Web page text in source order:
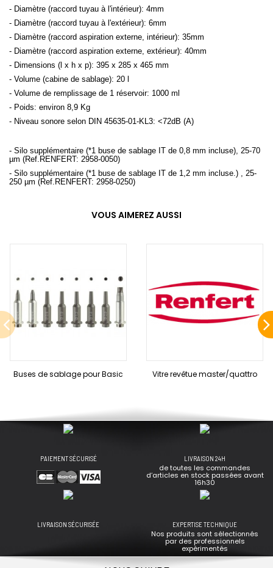
- Diamètre (raccord tuyau à l'intérieur): 4mm
- Diamètre (raccord tuyau à l'extérieur): 6mm
- Diamètre (raccord aspiration externe, intérieur): 35mm
- Diamètre (raccord aspiration externe, extérieur): 40mm
- Dimensions (l x h x p): 395 x 285 x 465 mm
- Volume (cabine de sablage): 20 l
- Volume de remplissage de 1 réservoir: 1000 ml
- Poids: environ 8,9 Kg
- Niveau sonore selon DIN 45635-01-KL3: <72dB (A)
- Silo supplémentaire (*1 buse de sablage IT de 0,8 mm incluse), 25-70
µm (Ref.RENFERT: 2958-0050)
- Silo supplémentaire (*1 buse de sablage IT de 1,2 mm incluse.) , 25-
250 µm (Ref.RENFERT: 2958-0250)
VOUS AIMEREZ AUSSI
Buses de sablage pour Basic Vitre revêtue master/quattro
PAIEMENT SÉCURISÉ LIVRAISON 24H
de toutes les commandes
d’articles en stock passées avant
16h30
LIVRAISON SÉCURISÉE EXPERTISE TECHNIQUE
Nos produits sont sélectionnés
par des professionnels
expérimentés